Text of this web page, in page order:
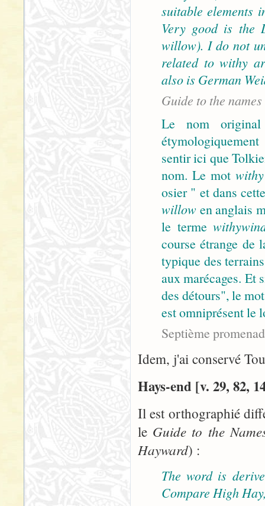
suitable elements
Very good is the
willow). I do not
related to withy
also is German
Guide to the names
Le nom
sentir ici que
nom. Le motwithy
osier " et dans
willow en anglais
le terme
course étrange de
typique des
aux marécages. Et
des détours", le
est omniprésent le
Septième
Idem, j'ai conservé
Hays-end [v. 29, 82,
Il est orthographié
le Guide to the
Hayward) :
The word is
Compare High